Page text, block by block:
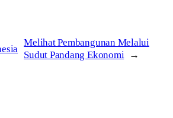
Melihat Pembangunan Melalui
Sudut Pandang Ekonomi
→